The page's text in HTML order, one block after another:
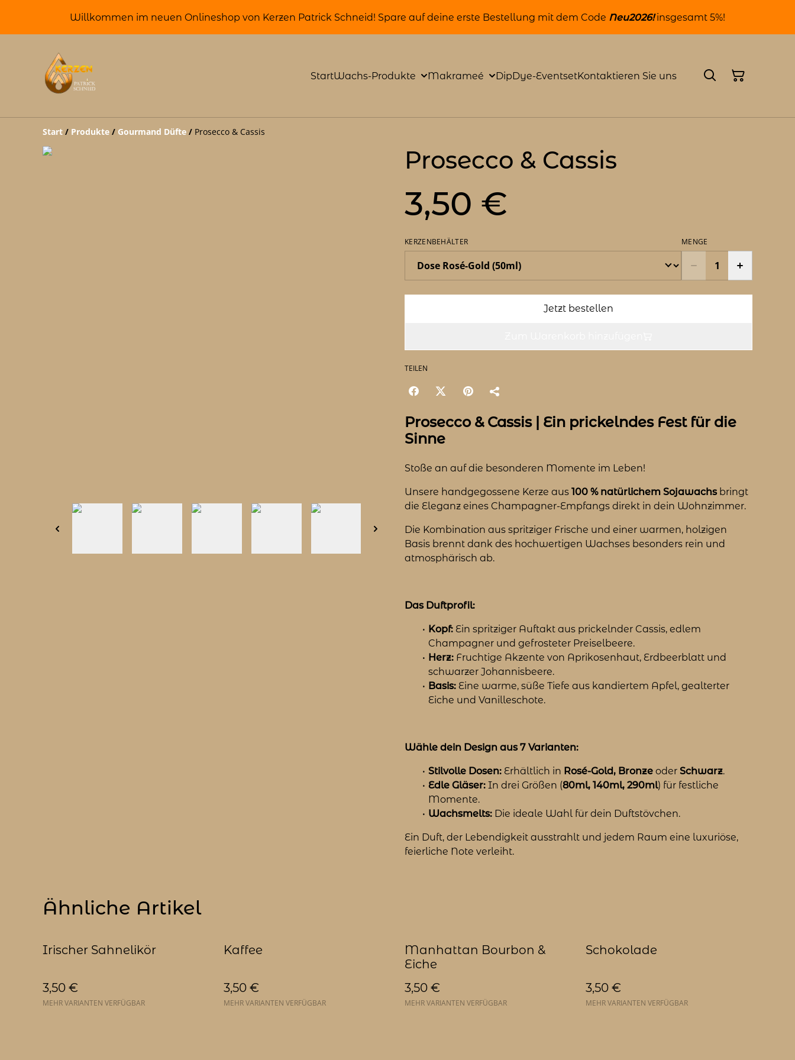
Willkommen im neuen Onlineshop von Kerzen Patrick Schneid! Spare auf deine erste Bestellung mit dem Code Neu2026!insgesamt 5%!
StartWachs-Produkte Makrameé DipDye-EventsetKontaktieren Sie uns
Start / Produkte / Gourmand Düfte / Prosecco & Cassis
Prosecco & Cassis
3,50 €
KERZENBEHÄLTER MENGE
Jetzt bestellen
TEILEN
Prosecco & Cassis | Ein prickelndes Fest für die
Sinne
Stoße an auf die besonderen Momente im Leben!
Unsere handgegossene Kerze aus 100 % natürlichem Sojawachsbringt
die Eleganz eines Champagner-Empfangs direkt in dein Wohnzimmer.
Die Kombination aus spritziger Frische und einer warmen, holzigen
Basis brennt dank des hochwertigen Wachses besonders rein und
atmosphärisch ab.
Das Duftprofil:
Kopf: Ein spritziger Auftakt aus prickelnder Cassis, edlem
Champagner und gefrosteter Preiselbeere.
Herz: Fruchtige Akzente von Aprikosenhaut, Erdbeerblatt und
schwarzer Johannisbeere.
Basis: Eine warme, süße Tiefe aus kandiertem Apfel, gealterter
Eiche und Vanilleschote.
Wähle dein Design aus 7 Varianten:
Stilvolle Dosen: Erhältlich in Rosé-Gold, Bronze oder Schwarz.
Edle Gläser: In drei Größen (80ml, 140ml, 290ml) für festliche
Momente.
Wachsmelts: Die ideale Wahl für dein Duftstövchen.
Ein Duft, der Lebendigkeit ausstrahlt und jedem Raum eine luxuriöse,
feierliche Note verleiht.
Ähnliche Artikel
Irischer Sahnelikör
3,50 €
MEHR VARIANTEN VERFÜGBAR
Kaffee
3,50 €
MEHR VARIANTEN VERFÜGBAR
Manhattan Bourbon &
Eiche
3,50 €
MEHR VARIANTEN VERFÜGBAR
Schokolade
3,50 €
MEHR VARIANTEN VERFÜGBAR